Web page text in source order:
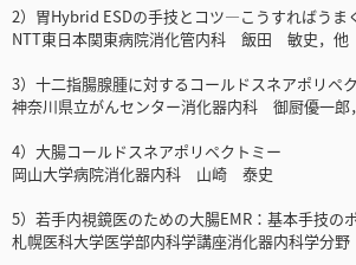
2）胃Hybrid ESDの手技とコツ―こうすればうま
NTT東日本関東病院消化管内科 飯田 敏史，他
3）十二指腸腺腫に対するコールドスネアポリペ
神奈川県立がんセンター消化器内科 御厨優一郎
4）大腸コールドスネアポリペクトミー
岡山大学病院消化器内科 山崎 泰史
5）若手内視鏡医のための大腸EMR：基本手技の
札幌医科大学医学部内科学講座消化器内科学